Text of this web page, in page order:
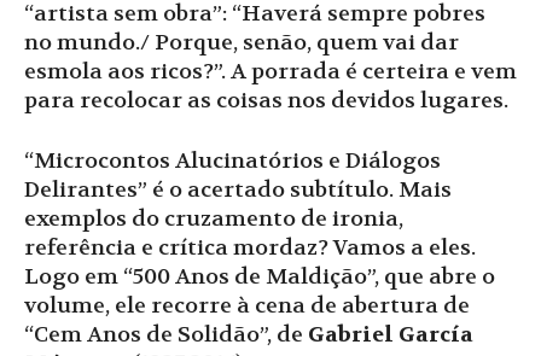
“artista sem obra”: “Haverá sempre pobres
no mundo./ Porque, senão, quem vai dar
esmola aos ricos?”. A porrada é certeira e vem
para recolocar as coisas nos devidos lugares.
“Microcontos Alucinatórios e Diálogos
Delirantes” é o acertado subtítulo. Mais
exemplos do cruzamento de ironia,
referência e crítica mordaz? Vamos a eles.
Logo em “500 Anos de Maldição”, que abre o
volume, ele recorre à cena de abertura de
“Cem Anos de Solidão”, de Gabriel García